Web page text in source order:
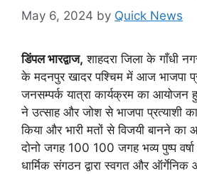
May 6, 2024 by Quick News
डिंपल भारद्वाज, शाहदरा जिला के गाँधी
के मदनपुर खादर पश्चिम में आज भाजपा
जनसम्पर्क यात्रा कार्यक्रम का आयोजन
ने उत्साह और जोश से भाजपा प्रत्याशी का
किया और भारी मतों से विजयी बानने का
दोनो जगह 100 100 जगह भव्य पुष्प
धार्मिक संगठन द्वारा स्वगत और